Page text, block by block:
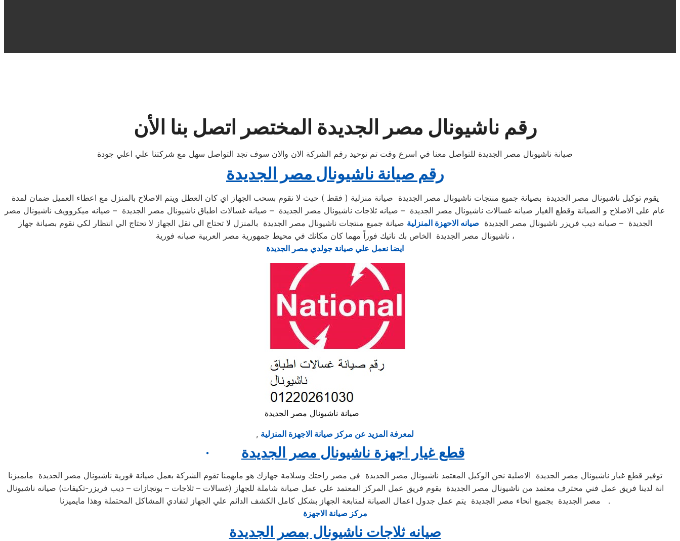
رقم ناشيونال مصر الجديدة المختصر اتصل بنا الأن
صيانة ناشيونال مصر الجديدة للتواصل معنا في اسرع وقت تم توحيد رقم الشركة الان والان سوف تجد التواصل سهل مع شركتنا علي اعلي جودة
رقم صيانة ناشيونال مصر الجديدة
يقوم توكيل ناشيونال مصر الجديدة بصيانة جميع منتجات ناشيونال مصر الجديدة صيانة منزلية ( فقط ) حيث لا نقوم بسحب الجهاز اي كان العطل ويتم الاصلاح بالمنزل مع اعطاء العميل ضمان لمدة
عام على الاصلاح و الصيانة وقطع الغيار صيانه غسالات ناشيونال مصر الجديدة – صيانه ثلاجات ناشيونال مصر الجديدة – صيانه غسالات اطباق ناشيونال مصر الجديدة – صيانه ميكروويف ناشيونال مصر
الجديدة – صيانه ديب فريزر ناشيونال مصر الجديدة صيانه الاحهزة المنزلية صيانة جميع منتجات ناشيونال مصر الجديدة بالمنزل لا تحتاج الي نقل الجهاز لا تحتاج الي انتظار لكي نقوم بصيانة جهاز
ناشيونال مصر الجديدة الخاص بك ناتيك فوراً مهما كان مكانك في محيط جمهورية مصر العربية صيانه فورية ،
ايضا نعمل علي صيانة جولدي مصر الجديدة
صيانة ناشيونال مصر الجديدة
, لمعرفة المزيد عن مركز صيانة الاجهزة المنزلية
· قطع غيار اجهزة ناشيونال مصر الجديدة
توفير قطع غيار ناشيونال مصر الجديدة الاصلية نحن الوكيل المعتمد ناشيونال مصر الجديدة في مصر راحتك وسلامة جهازك هو مايهمنا تقوم الشركة بعمل صيانة فورية ناشيونال مصر الجديدة مايميزنا
انة لدينا فريق عمل فني محترف معتمد من ناشيونال مصر الجديدة يقوم فريق عمل المركز المعتمد علي عمل صيانة شاملة للجهاز (غسالات – ثلاجات – بوتجازات – ديب فريزر-تكيفات) صيانه ناشيونال
مصر الجديدة بجميع انحاء مصر الجديدة يتم عمل جدول اعمال الصيانة لمتابعة الجهاز بشكل كامل الكشف الدائم علي الجهاز لتفادي المشاكل المحتملة وهذا مايميزنا .
مركز صيانة الاجهزة
صيانه ثلاجات ناشيونال بمصر الجديدة